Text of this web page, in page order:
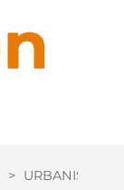
> URBANISME